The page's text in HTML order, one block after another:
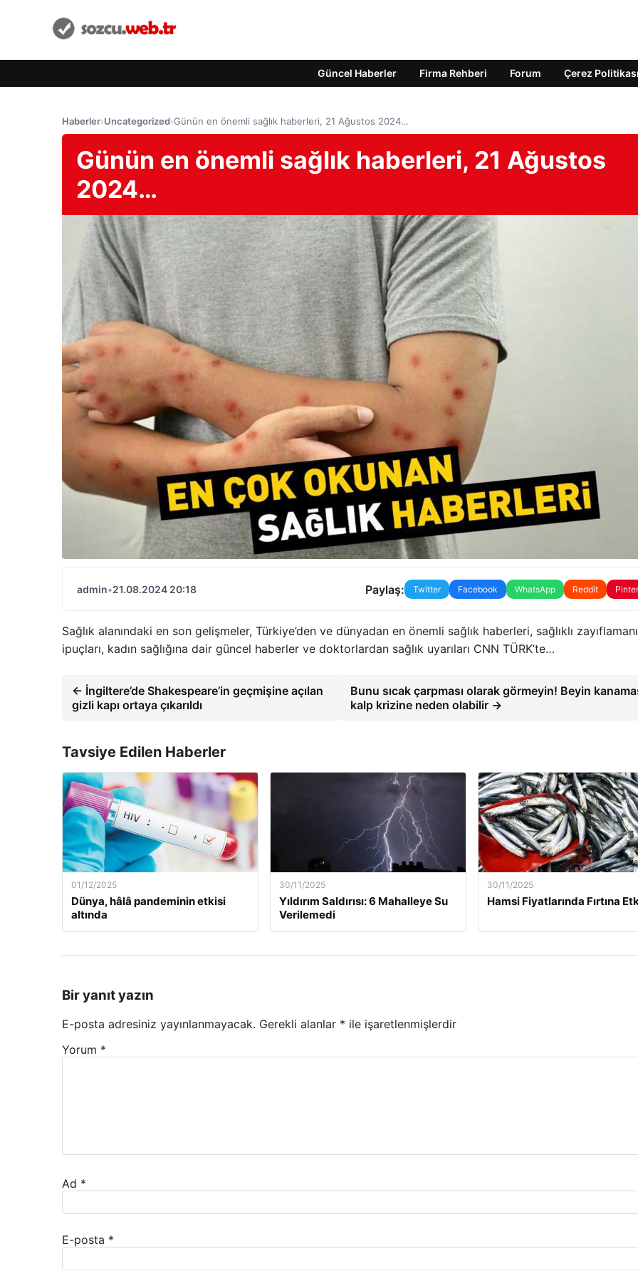
Güncel Haberler Firma Rehberi Forum Çerez Politikası
Haberler›Uncategorized›Günün en önemli sağlık haberleri, 21 Ağustos 2024…
Günün en önemli sağlık haberleri, 21 Ağustos
2024…
admin•21.08.2024 20:18 Paylaş: Twitter Facebook WhatsApp Reddit
Sağlık alanındaki en son gelişmeler, Türkiye’den ve dünyadan en önemli sağlık haberleri, sağlıklı
ipuçları, kadın sağlığına dair güncel haberler ve doktorlardan sağlık uyarıları CNN TÜRK’te…
← İngiltere’de Shakespeare’in geçmişine açılan
gizli kapı ortaya çıkarıldı
Bunu sıcak çarpması olarak görmeyin! Beyin
kalp krizine neden olabilir →
Tavsiye Edilen Haberler
01/12/2025
Dünya, hâlâ pandeminin etkisi
altında
30/11/2025
Yıldırım Saldırısı: 6 Mahalleye Su
Verilemedi
30/11/2025
Hamsi Fiyatlarında Fırtına
Bir yanıt yazın
E-posta adresiniz yayınlanmayacak. Gerekli alanlar * ile işaretlenmişlerdir
Yorum *
Ad *
E-posta *